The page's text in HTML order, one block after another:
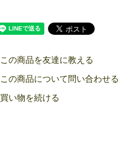
この商品を友達に教える
この商品について問い合わせる
買い物を続ける